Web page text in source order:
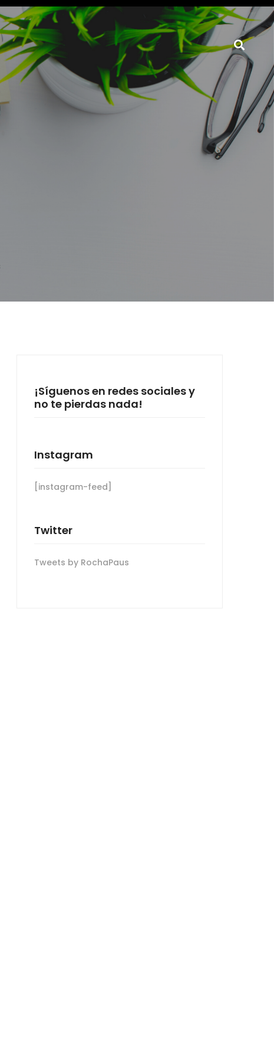
¡Síguenos en redes sociales y
no te pierdas nada!
Instagram
[instagram-feed]
Twitter
Tweets by RochaPaus